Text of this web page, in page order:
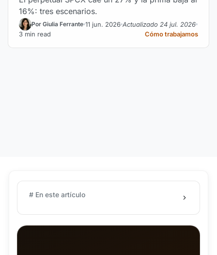
16%: tres escenarios.
Por Giulia Ferrante 11 jun. 2026 Actualizado 24 jul. 2026
3 min read
Cómo trabajamos
# En este artículo